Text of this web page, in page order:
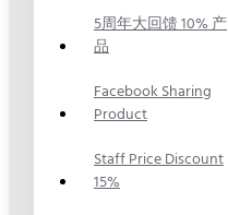
5周年大回馈 10% 产
品
Facebook Sharing
Product
Staff Price Discount
15%